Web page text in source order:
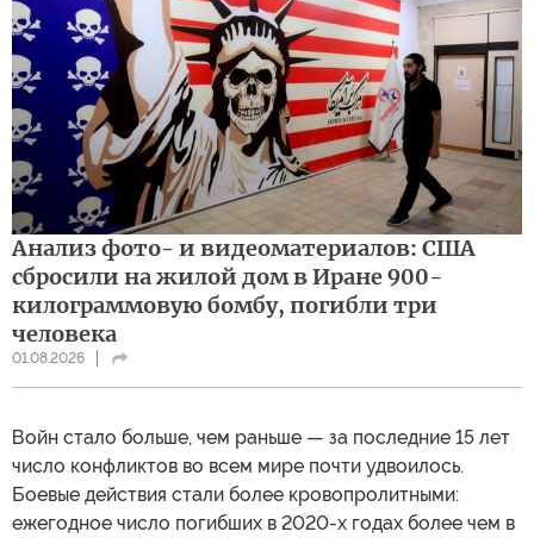
Анализ фото- и видеоматериалов: США
сбросили на жилой дом в Иране 900-
килограммовую бомбу, погибли три
человека
01.08.2026
Войн стало больше, чем раньше — за последние 15 лет
число конфликтов во всем мире почти удвоилось.
Боевые действия стали более кровопролитными:
ежегодное число погибших в 2020-х годах более чем в